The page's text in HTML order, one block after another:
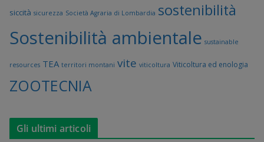
siccità sicurezza Società Agraria di Lombardia sostenibilità
Sostenibilità ambientale sustainable
resources TEA territori montani vite viticoltura Viticoltura ed enologia
ZOOTECNIA
Gli ultimi articoli